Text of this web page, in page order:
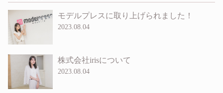
モデルプレスに取り上げられました！
2023.08.04
株式会社irisについて
2023.08.04